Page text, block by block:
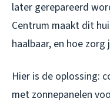
later gerepareerd
Centrum maakt dit
haalbaar, en hoe
Hier is de oplossing:
met zonnepanelen